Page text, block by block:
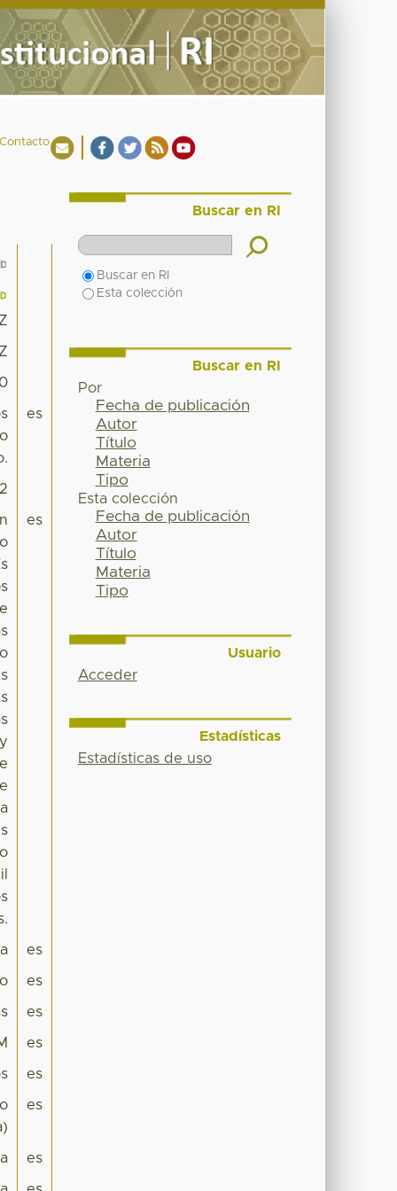
Contacto
es
es
es
es
es
es
es
es
es
Buscar en RI
Buscar en RI
Esta colección
Buscar en RI
Por
Fecha de publicación
Autor
Título
Materia
Tipo
Esta colección
Fecha de publicación
Autor
Título
Materia
Tipo
Usuario
Acceder
Estadísticas
Estadísticas de uso